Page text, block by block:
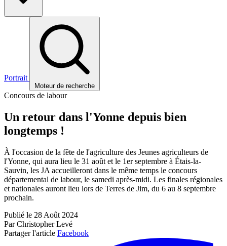
Portrait
Moteur de recherche
Concours de labour
Un retour dans l'Yonne depuis bien
longtemps !
À l'occasion de la fête de l'agriculture des Jeunes agriculteurs de
l'Yonne, qui aura lieu le 31 août et le 1er septembre à Étais-la-
Sauvin, les JA accueilleront dans le même temps le concours
départemental de labour, le samedi après-midi. Les finales régionales
et nationales auront lieu lors de Terres de Jim, du 6 au 8 septembre
prochain.
Publié le 28 Août 2024
Par Christopher Levé
Partager l'article Facebook